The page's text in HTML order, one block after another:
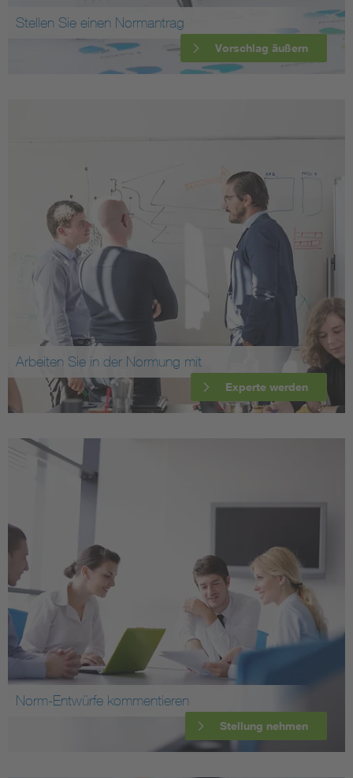
Stellen Sie einen Normantrag
Vorschlag äußern
Arbeiten Sie in der Normung mit
Experte werden
Norm-Entwürfe kommentieren
Stellung nehmen